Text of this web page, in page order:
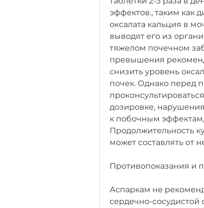
эффектов., таким как
оксалата кальция в
выводят его из
тяжелом почечном
превышения
снизить уровень
почек. Однако перед
дозировке,
к побочным
Продолжительность
может составлять от
Противопоказания и
Аспаркам не
сердечно-сосудистой